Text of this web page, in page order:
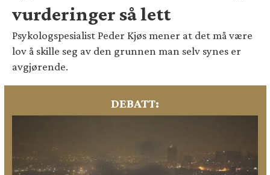
vurderinger så lett
Psykologspesialist Peder Kjøs mener at det må være
lov å skille seg av den grunnen man selv synes er
avgjørende.
DEBATT: